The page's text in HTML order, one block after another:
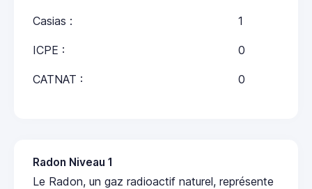
Casias : 1
ICPE : 0
CATNAT : 0
Radon Niveau 1
Le Radon, un gaz radioactif naturel, représente